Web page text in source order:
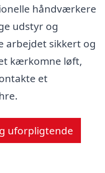
håndværkere
udstyr og
arbejdet sikkert og
kærkomne løft,
et
uforpligtende